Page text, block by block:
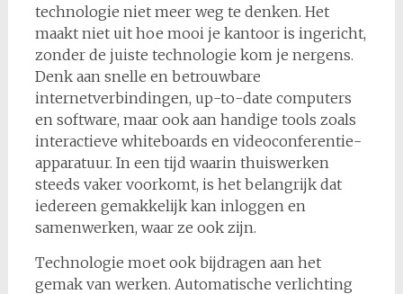
technologie niet meer weg te denken. Het
maakt niet uit hoe mooi je kantoor is ingericht,
zonder de juiste technologie kom je nergens.
Denk aan snelle en betrouwbare
internetverbindingen, up-to-date computers
en software, maar ook aan handige tools zoals
interactieve whiteboards en videoconferentie-
apparatuur. In een tijd waarin thuiswerken
steeds vaker voorkomt, is het belangrijk dat
iedereen gemakkelijk kan inloggen en
samenwerken, waar ze ook zijn.
Technologie moet ook bijdragen aan het
gemak van werken. Automatische verlichting